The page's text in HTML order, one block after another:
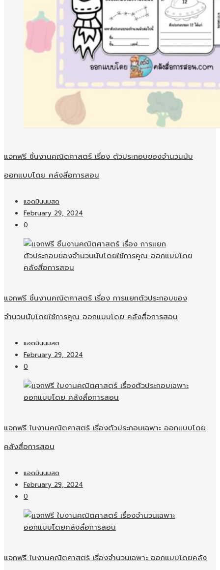
แจกฟรี ชิ้นงานคณิตศาสตร์ เรื่อง ตัวประกอบของจำนวนนับ
ออกแบบโดย คลังสื่อการสอน
แอดมินนมสด
February 29, 2024
0
แจกฟรี ชิ้นงานคณิตศาสตร์ เรื่อง การแยกตัวประกอบของ
จำนวนนับโดยใช้การคูณ ออกแบบโดย คลังสื่อการสอน
แอดมินนมสด
February 29, 2024
0
แจกฟรี ใบงานคณิตศาสตร์ เรื่องตัวประกอบเฉพาะ ออกแบบโดย
คลังสื่อการสอน
แอดมินนมสด
February 29, 2024
0
แจกฟรี ใบงานคณิตศาสตร์ เรื่องจำนวนเฉพาะ ออกแบบโดยคลัง